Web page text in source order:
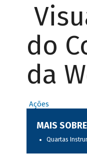
do
da
Ações
MAIS
Quartas